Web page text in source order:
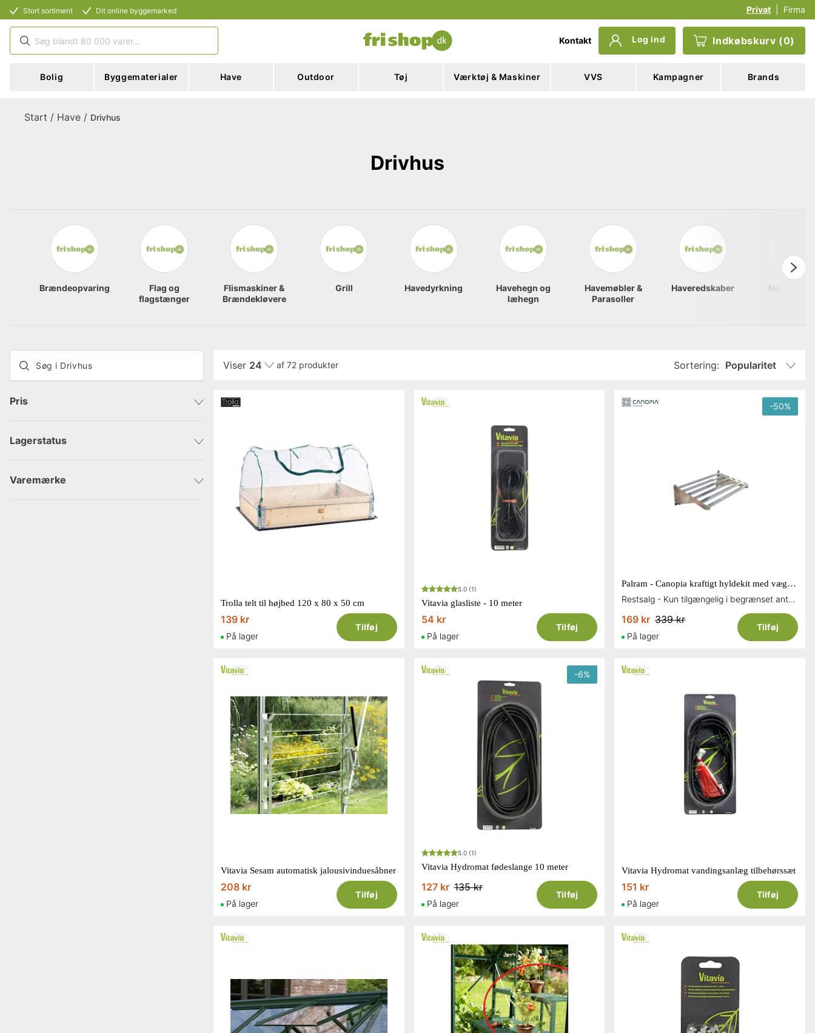
Stort sortiment Dit online byggemarked Privat Firma
Kontakt Log ind Indkøbskurv (0)
Bolig Byggematerialer Have Outdoor Tøj Værktøj & Maskiner VVS Kampagner Brands
Start / Have / Drivhus
Drivhus
Brændeopvaring
Flag og
flagstænger
Flismaskiner &
Brændekløvere
Grill Havedyrkning
Havehegn og
læhegn
Havemøbler &
Parasoller
Haveredskaber
Pris
Lagerstatus
Sendes med det samme
Varemærke
Viser 24 af 72 produkter Sortering: Popularitet
Trolla telt til højbed 120 x 80 x 50 cm
139 kr
På lager
Tilføj
5.0(1)
Vitavia glasliste - 10 meter
54 kr
På lager
Tilføj
-50%
Palram - Canopia kraftigt hyldekit med vægmonteringssæt til Palram drivhuse
Restsalg - Kun tilgængelig i begrænset antal og så længe lager haves
169 kr 339 kr
På lager
Tilføj
Vitavia Sesam automatisk jalousivinduesåbner
208 kr
På lager
Tilføj
-6%
5.0(1)
Vitavia Hydromat fødeslange 10 meter
127 kr 135 kr
På lager
Tilføj
Vitavia Hydromat vandingsanlæg tilbehørssæt
151 kr
På lager
Tilføj